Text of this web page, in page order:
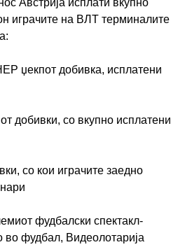
Австрија исплати вкупно
играчите на ВЛТ терминалите
џекпот добивка, исплатени
добивки, со вкупно исплатени
со кои играчите заедно
фудбалски спектакл-
во фудбал, Видеолотарија